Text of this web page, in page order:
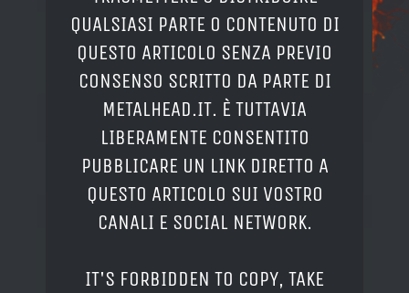
QUALSIASI PARTE O CONTENUTO DI
QUESTO ARTICOLO SENZA PREVIO
CONSENSO SCRITTO DA PARTE DI
METALHEAD.IT. È TUTTAVIA
LIBERAMENTE CONSENTITO
PUBBLICARE UN LINK DIRETTO A
QUESTO ARTICOLO SUI VOSTRO
CANALI E SOCIAL NETWORK.
IT'S FORBIDDEN TO COPY, TAKE